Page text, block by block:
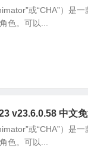
或“CHA”）是
色。可以...
v23.6.0.58 中文
或“CHA”）是
色。可以...